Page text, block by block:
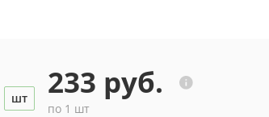
шт 233 руб.
по 1 шт